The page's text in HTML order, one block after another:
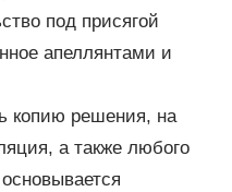
под присягой
апеллянтами и
копию решения, на
а также любого